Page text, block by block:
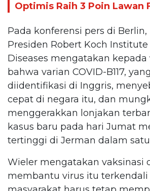
Optimis Raih 3 Poin Lawan
Pada konferensi pers di
Presiden Robert Koch
Diseases mengatakan
bahwa varian COVID-B117,
diidentifikasi di Inggris,
cepat di negara itu, dan
menggerakkan lonjakan
kasus baru pada hari Jumat
tertinggi di Jerman dalam
Wieler mengatakan vaksinasi
membantu virus itu terkendali